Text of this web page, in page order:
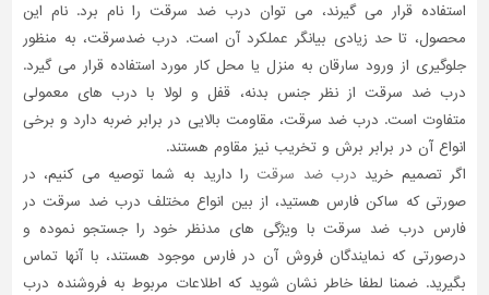
استفاده قرار می گیرند، می توان درب ضد سرقت را نام برد. نام این
محصول، تا حد زیادی بیانگر عملکرد آن است. درب ضدسرقت، به منظور
جلوگیری از ورود سارقان به منزل یا محل کار مورد استفاده قرار می گیرد.
درب ضد سرقت از نظر جنس بدنه، قفل و لولا با درب های معمولی
متفاوت است. درب ضد سرقت، مقاومت بالایی در برابر ضربه دارد و برخی
انواع آن در برابر برش و تخریب نیز مقاوم هستند.
اگر تصمیم خرید درب ضد سرقت را دارید به شما توصیه می کنیم، در
صورتی که ساکن فارس هستید، از بین انواع مختلف درب ضد سرقت در
فارس درب ضد سرقت با ویژگی های مدنظر خود را جستجو نموده و
درصورتی که نمایندگان فروش آن در فارس موجود هستند، با آنها تماس
بگیرید. ضمنا لطفا خاطر نشان شوید که اطلاعات مربوط به فروشنده درب